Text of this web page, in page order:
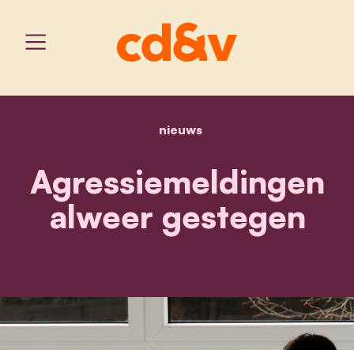
home
nieuwsagressiemeldingen
Agressiemeldingen
alweer gestegen